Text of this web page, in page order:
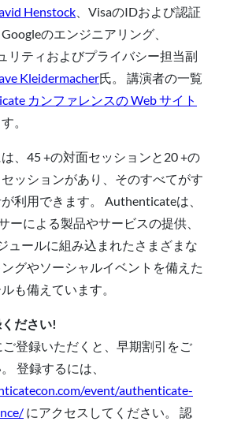
Henstock 、VisaのIDおよび認証
のエンジニアリング、
リティおよびプライバシー担当副
Kleidermacher氏。 講演者の一覧
カンファレンスの Web サイト
。
、45 +の対面セッションと20 +の
ッションがあり、そのすべてがす
利用できます。 Authenticateは、
ーによる製品やサービスの提供、
ュールに組み込まれたさまざまな
グやソーシャルイベントを備えた
も備えています。
ださい!
登録いただくと、早期割引をご
登録するには、
event/authenticate-
にアクセスしてください。 認